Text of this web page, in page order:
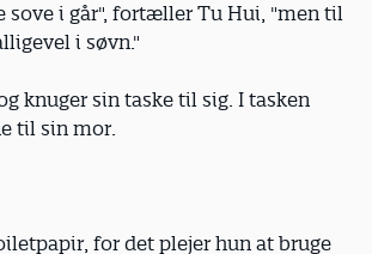
sove i går", fortæller Tu Hui, "men til
i søvn."
knuger sin taske til sig. I tasken
til sin mor.
for det plejer hun at bruge